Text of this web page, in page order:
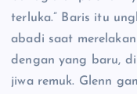
terluka.” Baris itu
abadi saat
dengan yang baru,
jiwa remuk. Glenn